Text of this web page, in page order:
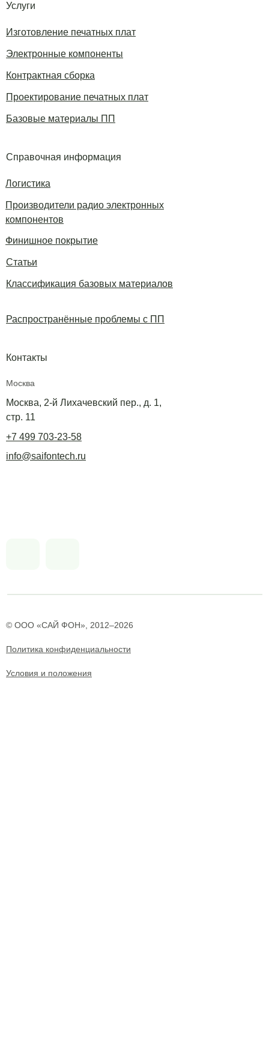
Контакты
Москва
Москва, 2-й Лихачевский пер., д. 1,
стр. 11
+7 499 703-23-58
info@saifontech.ru
Справочная информация
Статьи
Классификация базовых материалов
Распространённые проблемы с ПП
Изготовление печатных плат
Электронные компоненты
Контрактная сборка
Проектирование печатных плат
Базовые материалы ПП
Услуги
Логистика
Финишное покрытие
Политика конфиденциальности
© ООО «САЙ ФОН», 2012–2026
Производители радио электронных
компонентов
Условия и положения